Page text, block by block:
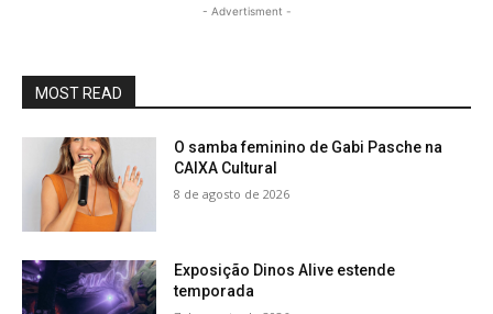
- Advertisment -
MOST READ
O samba feminino de Gabi Pasche na
CAIXA Cultural
8 de agosto de 2026
Exposição Dinos Alive estende
temporada